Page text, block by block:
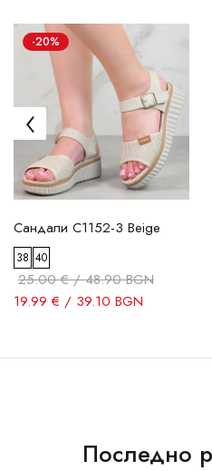
-20%
Сандали C1152-3 Beige
38 40
25.00 € / 48.90 BGN
19.99 € / 39.10 BGN
Последно